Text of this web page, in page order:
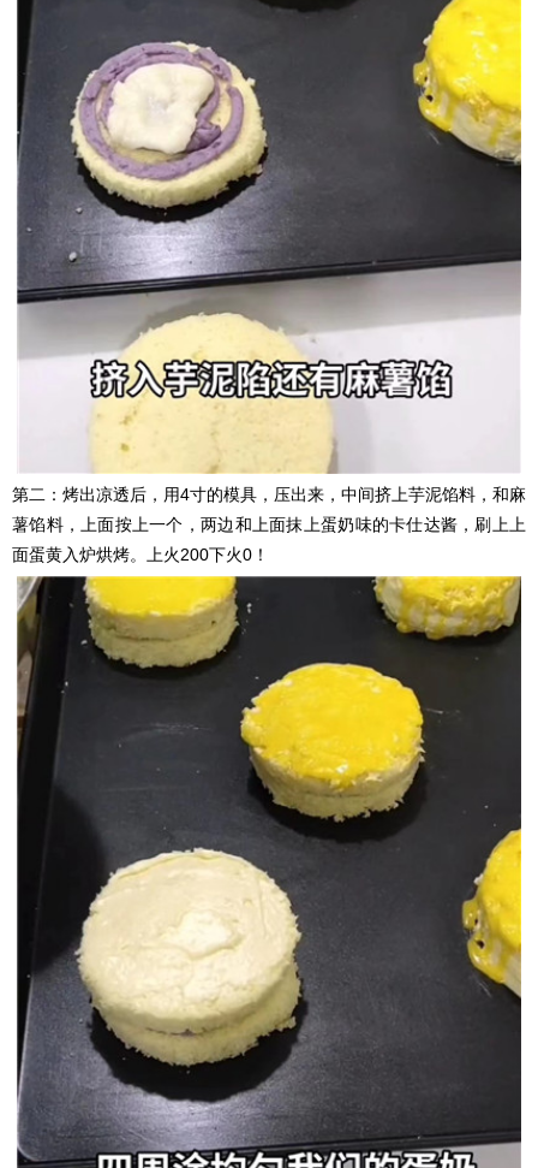
第二：烤出凉透后，用4寸的模具，压出来，中间挤上芋泥馅料，和麻
薯馅料，上面按上一个，两边和上面抹上蛋奶味的卡仕达酱，刷上上
面蛋黄入炉烘烤。上火200下火0！